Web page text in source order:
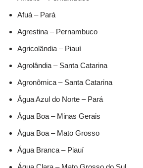
Afuá – Pará
Agrestina – Pernambuco
Agricolândia – Piauí
Agrolândia – Santa Catarina
Agronômica – Santa Catarina
Água Azul do Norte – Pará
Água Boa – Minas Gerais
Água Boa – Mato Grosso
Água Branca – Piauí